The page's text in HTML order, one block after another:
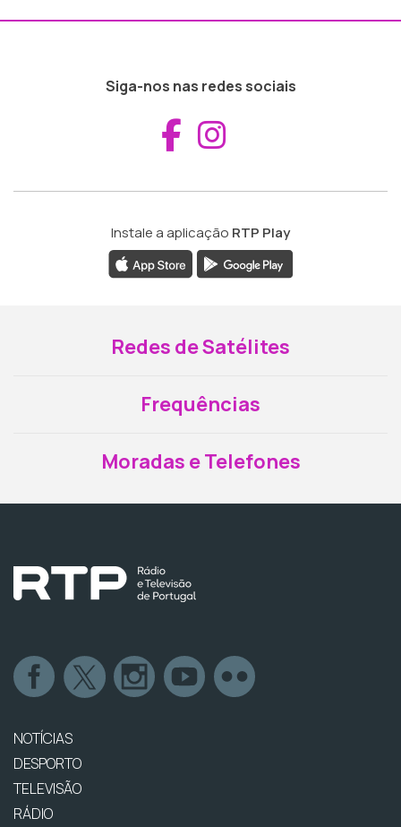
Siga-nos nas redes sociais
Aceder ao
Instale a aplicação RTP Play
Redes de Satélites
Frequências
Moradas e Telefones
NOTÍCIAS
DESPORTO
TELEVISÃO
RÁDIO